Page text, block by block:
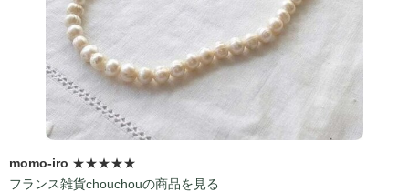
momo-iro ★★★★★
フランス雑貨chouchouの商品を見る